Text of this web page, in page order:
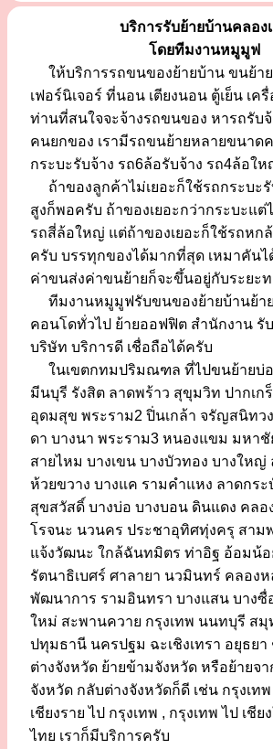
บริการรับย้ายบ้านคลอง
โดยทีมงานหมูมูฟ
ให้บริการรถขนของย้ายบ้าน ขนย้าย
เฟอร์นิเจอร์ ที่นอน เตียงนอน ตู้เย็น เค
ท่านที่สนใจจะจ้างรถขนของ หารถรับ
คนยกของ เรามีรถขนย้ายหลายขนาด
กระบะรับจ้าง รถ6ล้อรับจ้าง รถ4ล้อใ
ถ้าของลูกค้าไม่เยอะก็ใช้รถกระบะ
สูงก็พอครับ ถ้าของเยอะกว่ากระบะแต่
รถสี่ล้อใหญ่ แต่ถ้าของเยอะก็ใช้รถหกล้
ครับ บรรทุกของได้มากที่สุด เหมาคันไ
ค่าขนส่งค่าขนย้ายก็จะขึ้นอยู่กับระยะ
ทีมงานหมูมูฟรับขนของย้ายบ้านย้าย
คอนโดทั่วไป ย้ายออฟฟิต สำนักงาน รั
บริษัท บริการดี เชื่อถือได้ครับ
ในเขตกทมปริมณฑล ที่ไปขนย้ายบ่อ
มีนบุรี รังสิต ลาดพร้าว สุขุมวิท ปากเก
อุดมสุข พระราม2 ปิ่นเกล้า จรัญสนิทว
ดา บางนา พระราม3 หนองแขม มหาชั
สายไหม บางเขน บางบัวทอง บางใหญ่
ห้วยขวาง บางแค รามคำแหง ลาดกระ
สุขสวัสดิ์ บางบ่อ บางบอน ดินแดง คล
โรจนะ นวนคร ประชาอุทิศทุ่งครุ สาม
แจ้งวัฒนะ ใกล้ฉันทมิตร ท่าอิฐ อ้อมน้อ
รัตนาธิเบศร์ ศาลายา นวมินทร์ คลอง
พัฒนาการ รามอินทรา บางแสน บางซื่
ใหม่ สะพานควาย กรุงเทพ นนทบุรี สมุ
ปทุมธานี นครปฐม ฉะเชิงเทรา อยุธยา
ต่างจังหวัด ย้ายข้ามจังหวัด หรือย้ายจ
จังหวัด กลับต่างจังหวัดก็ดี เช่น กรุงเทพ
เชียงราย ไป กรุงเทพ , กรุงเทพ ไป เชี
ไทย เราก็มีบริการครับ